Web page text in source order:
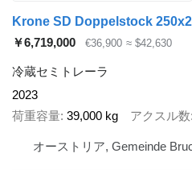
￥6,719,000 €36,900 ≈ $42,630
冷蔵セミトレーラ
2023
荷重容量 39,000 kg アクスル数
オーストリア, Gemeinde